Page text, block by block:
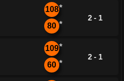
108*
80 *
2 - 1
109*
60 *
2 - 1